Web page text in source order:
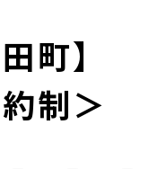
町】
制＞